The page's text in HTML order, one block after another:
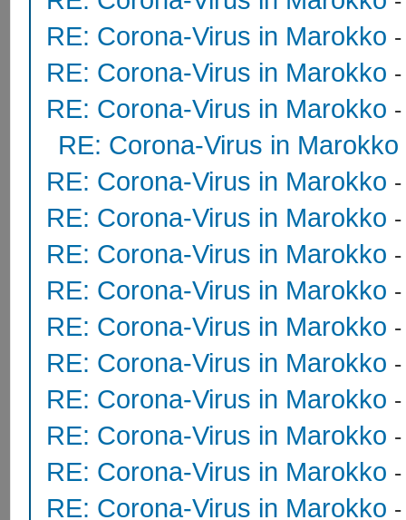
RE: Corona-Virus in Marokko
RE: Corona-Virus in Marokko
RE: Corona-Virus in Marokko
RE: Corona-Virus in Marokko
RE: Corona-Virus in Marokko
RE: Corona-Virus in Marokko
RE: Corona-Virus in Marokko
RE: Corona-Virus in Marokko
RE: Corona-Virus in Marokko
RE: Corona-Virus in Marokko
RE: Corona-Virus in Marokko
RE: Corona-Virus in Marokko
RE: Corona-Virus in Marokko
RE: Corona-Virus in Marokko